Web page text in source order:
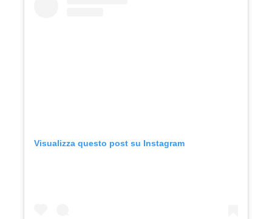
Visualizza questo post su Instagram